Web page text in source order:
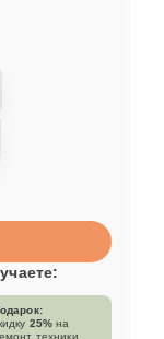
25% на
техники